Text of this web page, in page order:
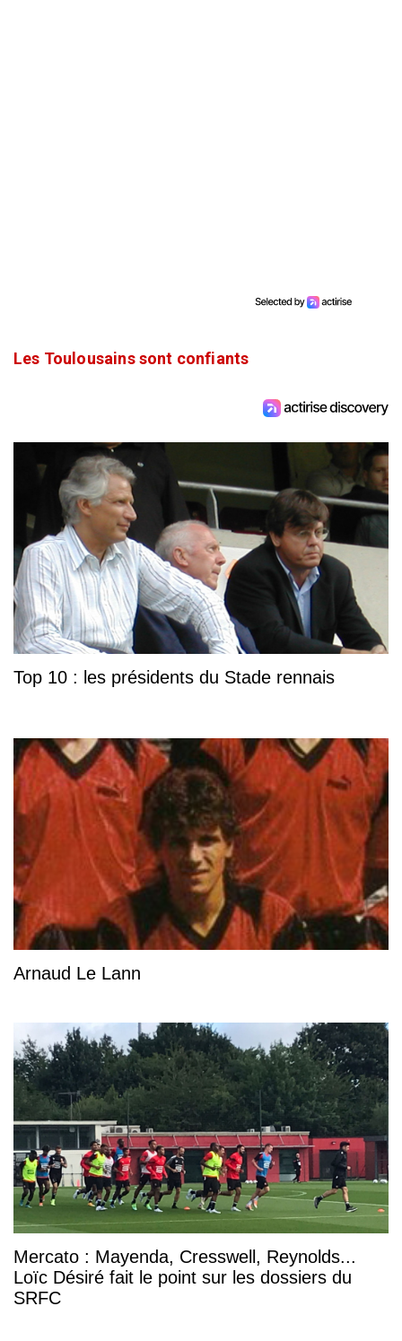
Les Toulousains sont confiants
Top 10 : les présidents du Stade rennais
Arnaud Le Lann
Mercato : Mayenda, Cresswell, Reynolds...
Loïc Désiré fait le point sur les dossiers du
SRFC